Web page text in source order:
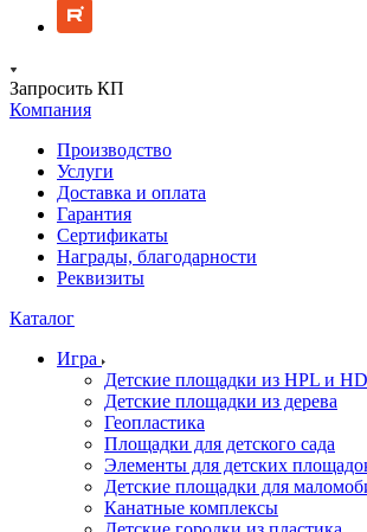
Запросить КП
Компания
Производство
Услуги
Доставка и оплата
Гарантия
Сертификаты
Награды, благодарности
Реквизиты
Каталог
Игра
Детские площадки из HPL и
Детские площадки из дерева
Геопластика
Площадки для детского сада
Элементы для детских
Детские площадки для
Канатные комплексы